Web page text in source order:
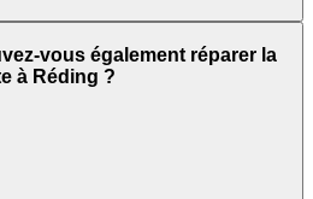
vous également réparer la
à Réding ?